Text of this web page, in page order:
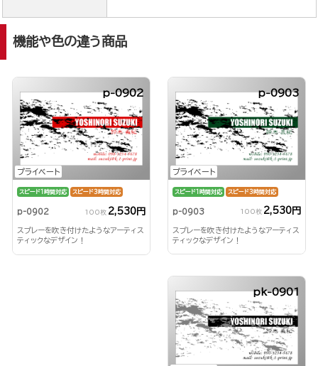
機能や色の違う商品
プライベート
p-0902
スピード1時間対応 スピード3時間対応
p-0902 100枚 2,530円
スプレーを吹き付けたようなアーティス
ティックなデザイン！
プライベート
p-0903
スピード1時間対応 スピード3時間対応
p-0903 100枚 2,530円
スプレーを吹き付けたようなアーティス
ティックなデザイン！
pk-0901